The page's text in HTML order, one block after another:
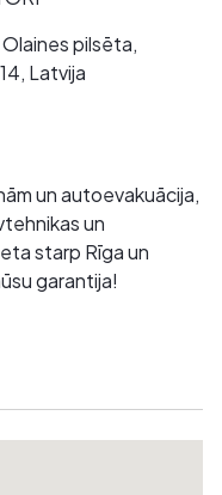
pilsēta,
Latvija
un autoevakuācija,
un
starp Rīga un
garantija!